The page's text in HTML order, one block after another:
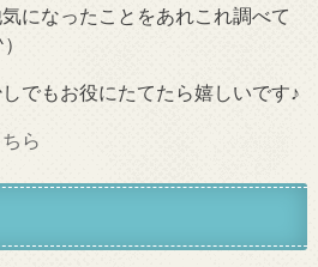
になったことをあれこれ調べて
でもお役にたてたら嬉しいです♪
ら